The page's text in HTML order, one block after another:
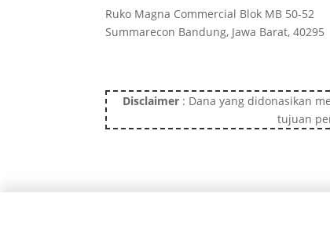
Ruko Magna Commercial Blok MB 50-52
Summarecon Bandung, Jawa Barat, 40295
Disclaimer: Dana yang didonasikan
tujuan